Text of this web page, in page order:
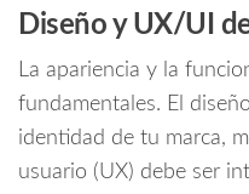
Diseño y UX/UI
La apariencia y la
fundamentales. El
identidad de tu marca,
usuario (UX) debe ser